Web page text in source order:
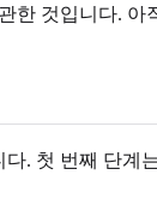
것입니다.
. 첫 번째 단